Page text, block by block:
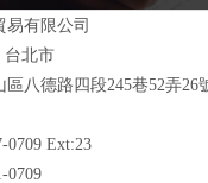
易有限公司
台北市
區八德路四段245巷52弄26
0709 Ext:23
0709